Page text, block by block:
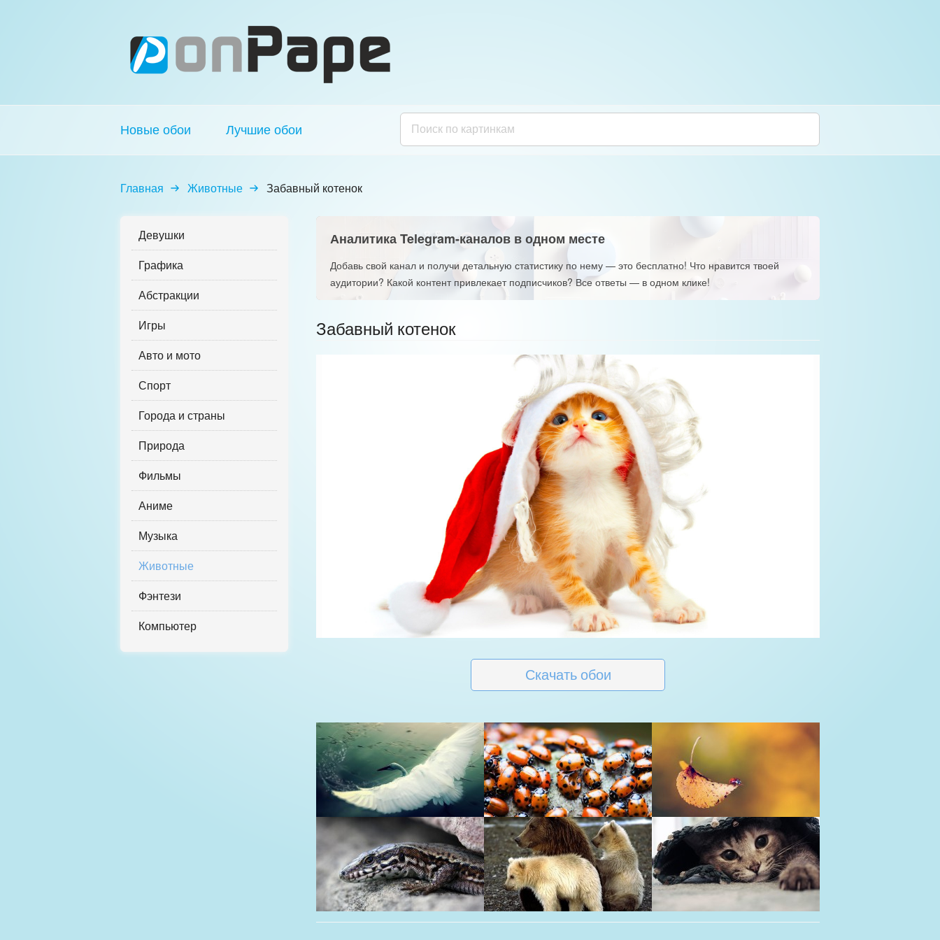
Новые обои Лучшие обои
Главная Животные Забавный котенок
Девушки
Графика
Абстракции
Игры
Авто и мото
Спорт
Города и страны
Природа
Фильмы
Аниме
Музыка
Животные
Фэнтези
Компьютер
Аналитика Telegram-каналов в одном месте
Добавь свой канал и получи детальную статистику по нему — это бесплатно! Что нравится твоей
аудитории? Какой контент привлекает подписчиков? Все ответы — в одном клике!
Забавный котенок
Скачать обои